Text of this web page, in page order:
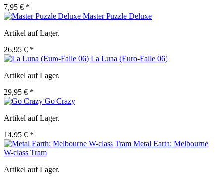
7,95 € *
Master Puzzle Deluxe
Artikel auf Lager.
26,95 € *
La Luna (Euro-Falle 06)
Artikel auf Lager.
29,95 € *
Go Crazy
Artikel auf Lager.
14,95 € *
Metal Earth: Melbourne
W-class Tram
Artikel auf Lager.